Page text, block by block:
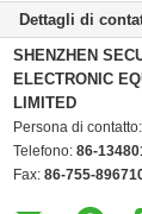
Dettagli di
SHENZHEN
ELECTRONIC
LIMITED
Persona di contatto:
Telefono: 86-
Fax: 86-755-